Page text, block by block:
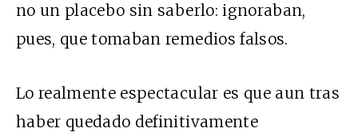
no un placebo sin saberlo: ignoraban,
pues, que tomaban remedios falsos.
Lo realmente espectacular es que aun tras
haber quedado definitivamente